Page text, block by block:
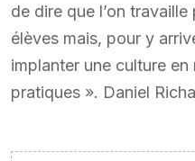
de dire que l’on
élèves mais, pour y
implanter une culture
pratiques ». Daniel